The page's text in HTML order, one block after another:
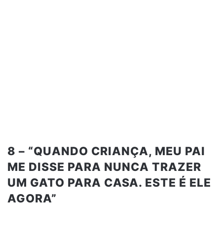
8 – “QUANDO CRIANÇA, MEU PAI
ME DISSE PARA NUNCA TRAZER
UM GATO PARA CASA. ESTE É ELE
AGORA”